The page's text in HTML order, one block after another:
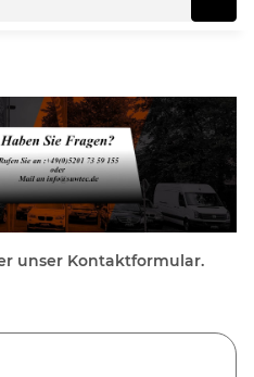
unser Kontaktformular.